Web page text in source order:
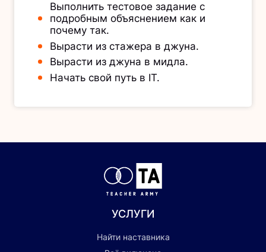
Выполнить тестовое задание с
подробным объяснением как и
почему так.
Вырасти из стажера в джуна.
Вырасти из джуна в мидла.
Начать свой путь в IT.
УСЛУГИ
Найти наставника